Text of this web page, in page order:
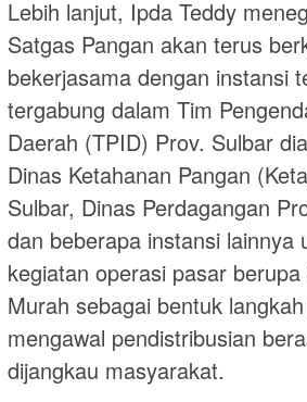
Lebih lanjut, Ipda Teddy
Satgas Pangan akan terus
bekerjasama dengan instansi
tergabung dalam Tim
Daerah (TPID) Prov. Sulbar
Dinas Ketahanan Pangan
Sulbar, Dinas Perdagangan
dan beberapa instansi lainnya
kegiatan operasi pasar
Murah sebagai bentuk
mengawal pendistribusian
dijangkau masyarakat.